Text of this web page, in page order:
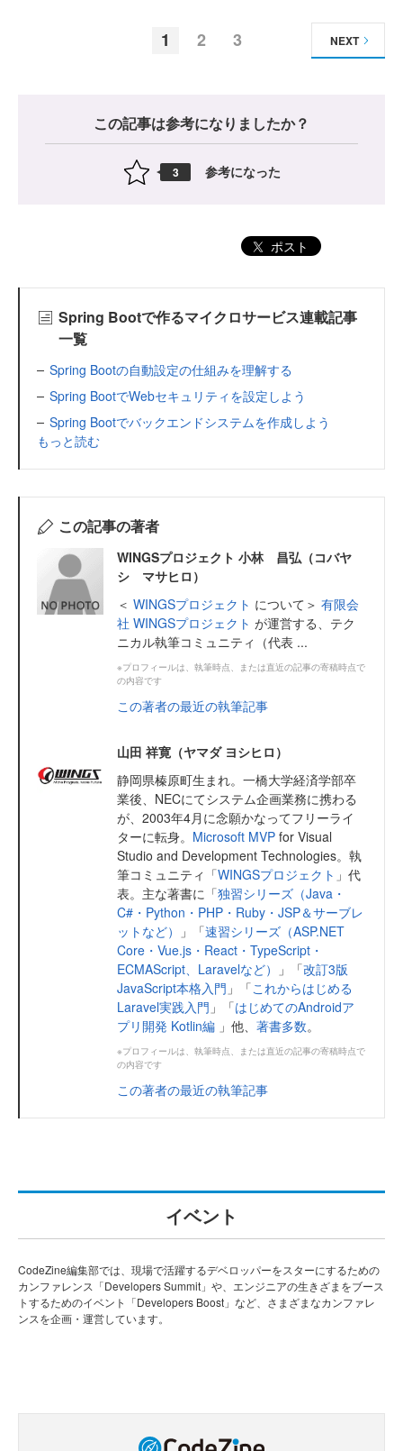
1 2 3 NEXT
この記事は参考になりましたか？
3 参考になった
ポスト
Spring Bootで作るマイクロサービス連載記事
一覧
Spring Bootの自動設定の仕組みを理解する
Spring BootでWebセキュリティを設定しよう
Spring Bootでバックエンドシステムを作成しよう
もっと読む
この記事の著者
WINGSプロジェクト 小林 昌弘（コバヤ
シ マサヒロ）
＜ WINGSプロジェクト について＞ 有限会
社 WINGSプロジェクト が運営する、テク
ニカル執筆コミュニティ（代表 ...
※プロフィールは、執筆時点、または直近の記事の寄稿時点で
の内容です
この著者の最近の執筆記事
山田 祥寛（ヤマダ ヨシヒロ）
静岡県榛原町生まれ。一橋大学経済学部卒
業後、NECにてシステム企画業務に携わる
が、2003年4月に念願かなってフリーライ
ターに転身。 Microsoft MVP for Visual
Studio and Development Technologies。執
筆コミュニティ「WINGSプロジェクト 」代
表。主な著書に「独習シリーズ（Java・
C#・Python・PHP・Ruby・JSP＆サーブレ
ットなど）
」「速習シリーズ（ASP.NET
Core・Vue.js・React・TypeScript・
ECMAScript、Laravelなど）
」「改訂3版
JavaScript本格入門 」「これからはじめる
Laravel実践入門 」「はじめてのAndroidア
プリ開発 Kotlin編 」他、 著書多数。
※プロフィールは、執筆時点、または直近の記事の寄稿時点で
の内容です
この著者の最近の執筆記事
イベント
CodeZine編集部では、現場で活躍するデベロッパーをスターにするための
カンファレンス「Developers Summit」や、エンジニアの生きざまをブース
トするためのイベント「Developers Boost」など、さまざまなカンファレ
ンスを企画・運営しています。